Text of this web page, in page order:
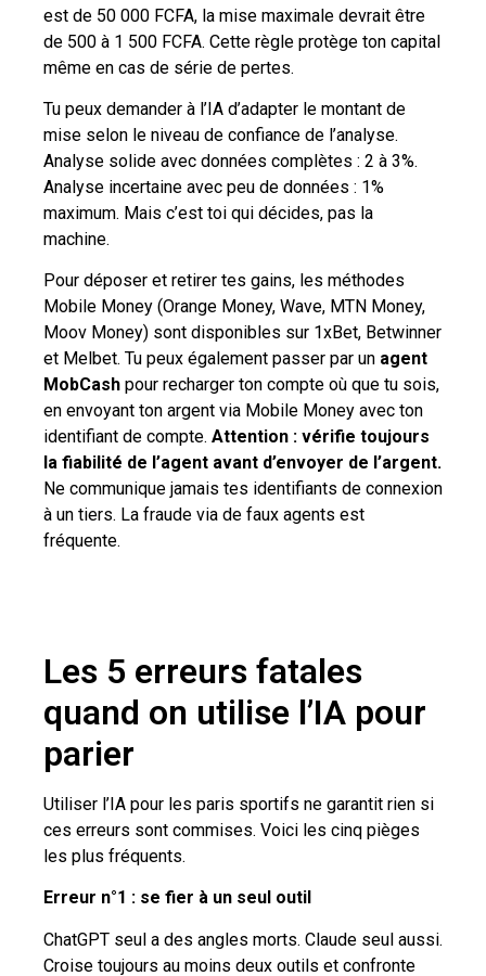
est de 50 000 FCFA, la mise maximale devrait être
de 500 à 1 500 FCFA. Cette règle protège ton capital
même en cas de série de pertes.
Tu peux demander à l’IA d’adapter le montant de
mise selon le niveau de confiance de l’analyse.
Analyse solide avec données complètes : 2 à 3%.
Analyse incertaine avec peu de données : 1%
maximum. Mais c’est toi qui décides, pas la
machine.
Pour déposer et retirer tes gains, les méthodes
Mobile Money (Orange Money, Wave, MTN Money,
Moov Money) sont disponibles sur 1xBet, Betwinner
et Melbet. Tu peux également passer par un agent
MobCash pour recharger ton compte où que tu sois,
en envoyant ton argent via Mobile Money avec ton
identifiant de compte. Attention : vérifie toujours
la fiabilité de l’agent avant d’envoyer de l’argent.
Ne communique jamais tes identifiants de connexion
à un tiers. La fraude via de faux agents est
fréquente.
Les 5 erreurs fatales
quand on utilise l’IA pour
parier
Utiliser l’IA pour les paris sportifs ne garantit rien si
ces erreurs sont commises. Voici les cinq pièges
les plus fréquents.
Erreur n°1 : se fier à un seul outil
ChatGPT seul a des angles morts. Claude seul aussi.
Croise toujours au moins deux outils et confronte